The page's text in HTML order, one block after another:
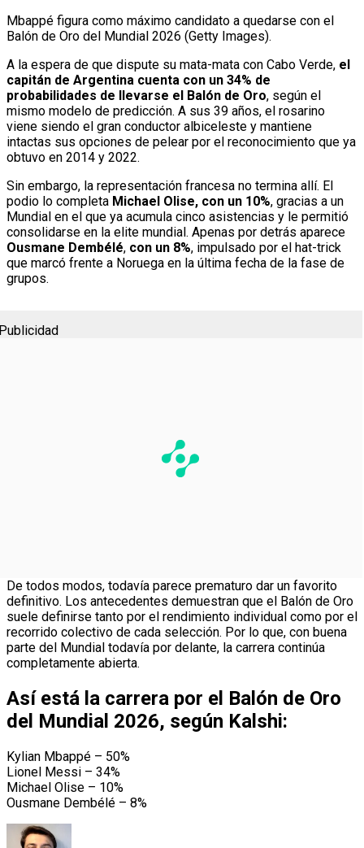
Mbappé figura como máximo candidato a quedarse con el
Balón de Oro del Mundial 2026 (Getty Images).
A la espera de que dispute su mata-mata con Cabo Verde, el
capitán de Argentina cuenta con un 34% de
probabilidades de llevarse el Balón de Oro, según el
mismo modelo de predicción. A sus 39 años, el rosarino
viene siendo el gran conductor albiceleste y mantiene
intactas sus opciones de pelear por el reconocimiento que ya
obtuvo en 2014 y 2022.
Sin embargo, la representación francesa no termina allí. El
podio lo completa Michael Olise, con un 10%, gracias a un
Mundial en el que ya acumula cinco asistencias y le permitió
consolidarse en la elite mundial. Apenas por detrás aparece
Ousmane Dembélé, con un 8%, impulsado por el hat-trick
que marcó frente a Noruega en la última fecha de la fase de
grupos.
De todos modos, todavía parece prematuro dar un favorito
definitivo. Los antecedentes demuestran que el Balón de Oro
suele definirse tanto por el rendimiento individual como por el
recorrido colectivo de cada selección. Por lo que, con buena
parte del Mundial todavía por delante, la carrera continúa
completamente abierta.
Así está la carrera por el Balón de Oro
del Mundial 2026, según Kalshi:
Kylian Mbappé – 50%
Lionel Messi – 34%
Michael Olise – 10%
Ousmane Dembélé – 8%